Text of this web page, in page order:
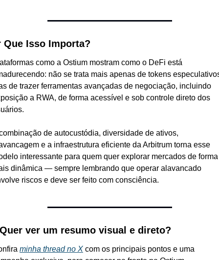
Que Isso Importa?
como a Ostium mostram como o DeFi está
não se trata mais apenas de tokens
de trazer ferramentas avançadas de negociação, incluindo
a RWA, de forma acessível e sob controle direto dos
de autocustódia, diversidade de ativos,
e a infraestrutura eficiente da Arbitrum torna esse
interessante para quem quer explorar mercados de forma
dinâmica — sempre lembrando que operar alavancado
riscos e deve ser feito com consciência.
ver um resumo visual e direto?
minha thread no X com os principais pontos e uma